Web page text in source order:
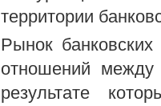
территории
Рынок банковских
отношений между
результате